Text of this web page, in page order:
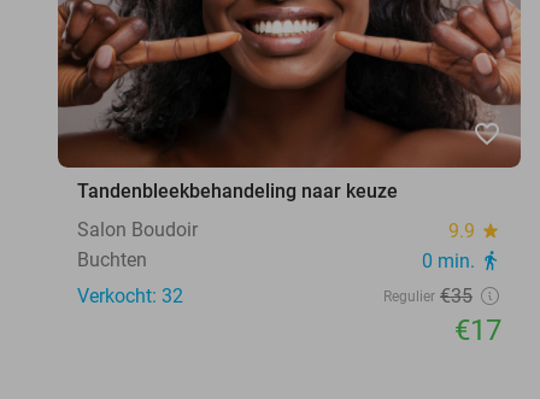
favorite_border
Tandenbleekbehandeling naar keuze
Salon Boudoir
9.9 star
Buchten 0 min. directions_walk
Verkocht: 32 Regulier €35
€17